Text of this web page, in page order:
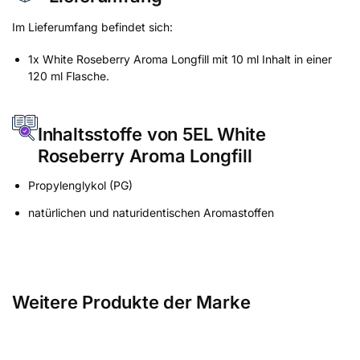
Im Lieferumfang befindet sich:
1x White Roseberry Aroma Longfill mit 10 ml Inhalt in einer
120 ml Flasche.
Inhaltsstoffe von 5EL White
Roseberry Aroma Longfill
Propylenglykol (PG)
natürlichen und naturidentischen Aromastoffen
Weitere Produkte der Marke